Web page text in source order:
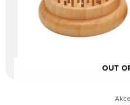
OUT